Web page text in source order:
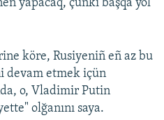
yapacaq, çünki başqa yol
köre, Rusiyeniñ eñ az bu
devam etmek içün
o, Vladimir Putin
olğanını saya.